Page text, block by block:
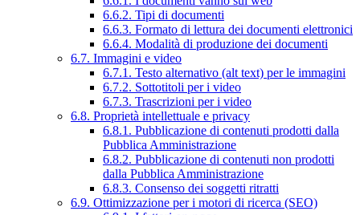
6.6.2. Tipi di documenti
6.6.3. Formato di lettura dei documenti elettronici
6.6.4. Modalità di produzione dei documenti
6.7. Immagini e video
6.7.1. Testo alternativo (alt text) per le immagini
6.7.2. Sottotitoli per i video
6.7.3. Trascrizioni per i video
6.8. Proprietà intellettuale e privacy
6.8.1. Pubblicazione di contenuti prodotti dalla
Pubblica Amministrazione
6.8.2. Pubblicazione di contenuti non prodotti
dalla Pubblica Amministrazione
6.8.3. Consenso dei soggetti ritratti
6.9. Ottimizzazione per i motori di ricerca (SEO)